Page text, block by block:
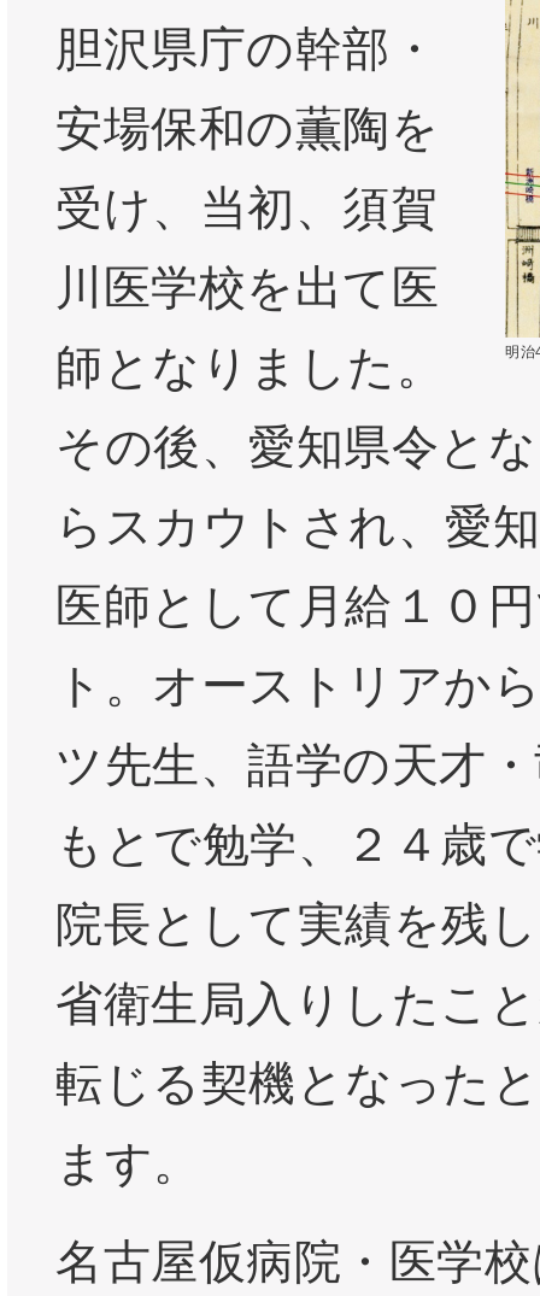
明治
胆沢県庁の幹部・
安場保和の薫陶を
受け、当初、須賀
川医学校を出て医
師となりました。
その後、愛知県令と
らスカウトされ、愛
医師として月給１０
ト。オーストリアか
ツ先生、語学の天才
もとで勉学、２４歳
院長として実績を残
省衛生局入りしたこ
転じる契機となった
ます。
名古屋仮病院・医学